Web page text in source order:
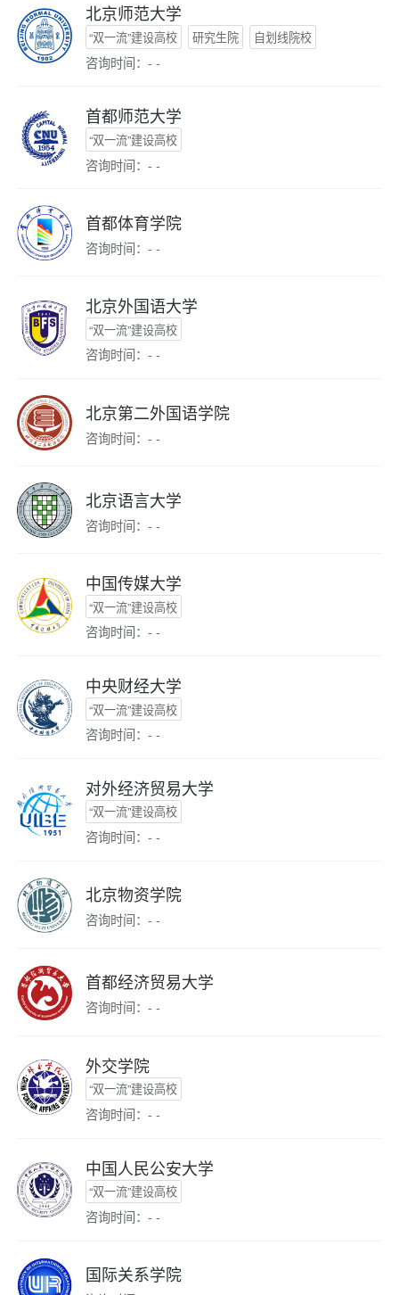
北京师范大学
“双一流”建设高校 研究生院 自划线院校
咨询时间：- -
首都师范大学
“双一流”建设高校
咨询时间：- -
首都体育学院
咨询时间：- -
北京外国语大学
“双一流”建设高校
咨询时间：- -
北京第二外国语学院
咨询时间：- -
北京语言大学
咨询时间：- -
中国传媒大学
“双一流”建设高校
咨询时间：- -
中央财经大学
“双一流”建设高校
咨询时间：- -
对外经济贸易大学
“双一流”建设高校
咨询时间：- -
北京物资学院
咨询时间：- -
首都经济贸易大学
咨询时间：- -
外交学院
“双一流”建设高校
咨询时间：- -
中国人民公安大学
“双一流”建设高校
咨询时间：- -
国际关系学院